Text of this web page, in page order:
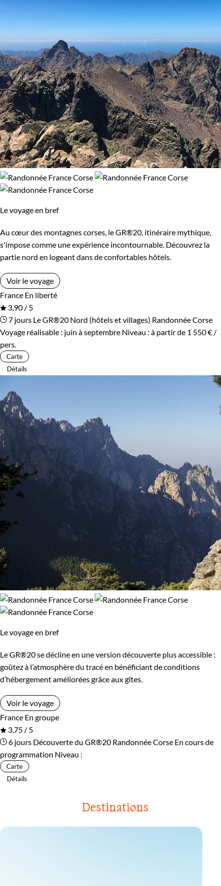
Le voyage en bref
Au cœur des montagnes corses, le GR®20, itinéraire mythique,
s'impose comme une expérience incontournable. Découvrez la
partie nord en logeant dans de confortables hôtels.
Voir le voyage
France En liberté
3,90 / 5
7 jours Le GR®20 Nord (hôtels et villages) Randonnée Corse
Voyage réalisable : juin à septembre Niveau : à partir de 1 550 € /
pers.
Carte
Détails
Le voyage en bref
Le GR®20 se décline en une version découverte plus accessible :
goûtez à l’atmosphère du tracé en bénéficiant de conditions
d’hébergement améliorées grâce aux gîtes.
Voir le voyage
France En groupe
3,75 / 5
6 jours Découverte du GR®20 Randonnée Corse En cours de
programmation Niveau :
Carte
Détails
Destinations